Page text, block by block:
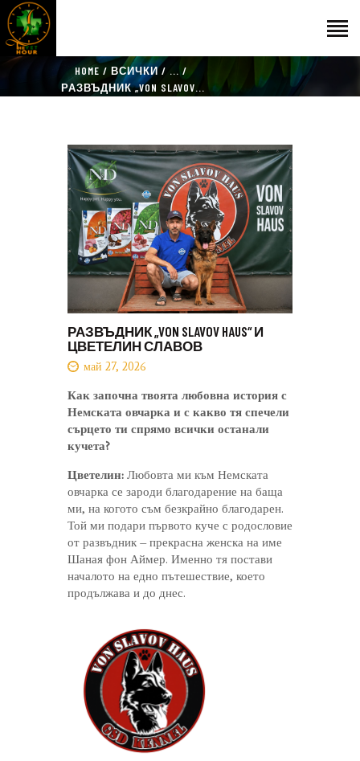
HOME ВСИЧКИ
...
РАЗВЪДНИК „VON SLAVOV...
НАЧАЛО
КАТАЛОГ
THE VET HOUR
БЛОГ
КОНТАКТ
РАЗВЪДНИК „VON SLAVOV HAUS“ И
ЦВЕТЕЛИН СЛАВОВ
май 27, 2026
Как започна твоята любовна история с
Немската овчарка и с какво тя спечели
сърцето ти спрямо всички останали
кучета?
Цветелин: Любовта ми към Немската
овчарка се зароди благодарение на баща
ми, на когото съм безкрайно благодарен.
Той ми подари първото куче с родословие
от развъдник – прекрасна женска на име
Шаная фон Аймер. Именно тя постави
началото на едно пътешествие, което
продължава и до днес.